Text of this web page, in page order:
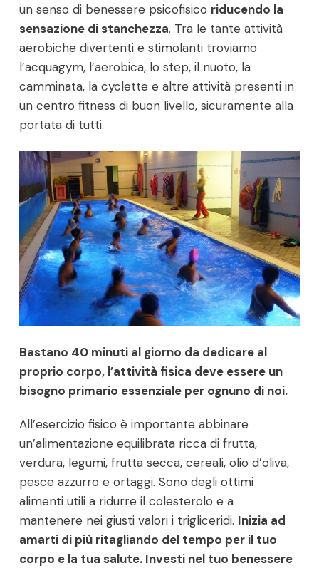
un senso di benessere psicofisico riducendo la
sensazione di stanchezza. Tra le tante attività
aerobiche divertenti e stimolanti troviamo
l’acquagym, l’aerobica, lo step, il nuoto, la
camminata, la cyclette e altre attività presenti in
un centro fitness di buon livello, sicuramente alla
portata di tutti.
Bastano 40 minuti al giorno da dedicare al
proprio corpo, l’attività fisica deve essere un
bisogno primario essenziale per ognuno di noi.
All’esercizio fisico è importante abbinare
un’alimentazione equilibrata ricca di frutta,
verdura, legumi, frutta secca, cereali, olio d’oliva,
pesce azzurro e ortaggi. Sono degli ottimi
alimenti utili a ridurre il colesterolo e a
mantenere nei giusti valori i trigliceridi. Inizia ad
amarti di più ritagliando del tempo per il tuo
corpo e la tua salute. Investi nel tuo benessere